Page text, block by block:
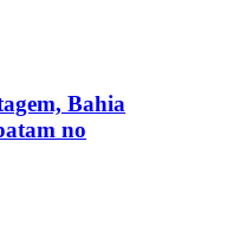
Bahia
no